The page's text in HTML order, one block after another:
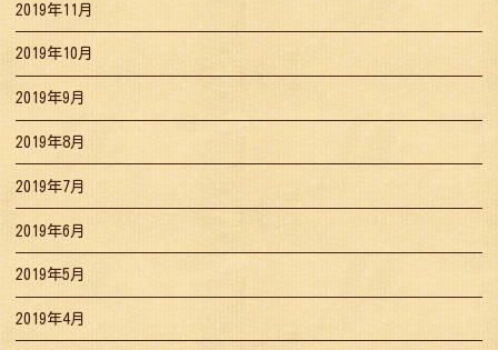
2019年11月
2019年10月
2019年9月
2019年8月
2019年7月
2019年6月
2019年5月
2019年4月